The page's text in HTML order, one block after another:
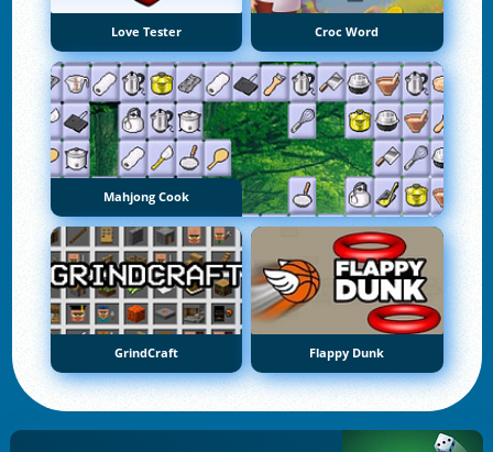
Love Tester Croc Word
Mahjong Cook
GrindCraft Flappy Dunk